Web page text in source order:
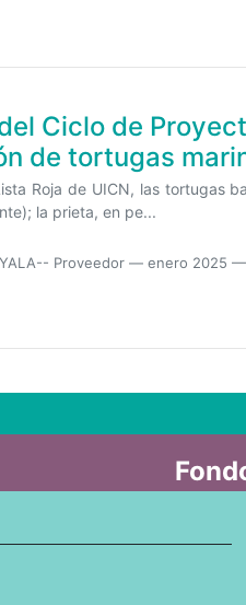
Ciclo de
de tortugas
Roja de UICN, las tortugas
la prieta, en pe...
Proveedor — enero 2025 —